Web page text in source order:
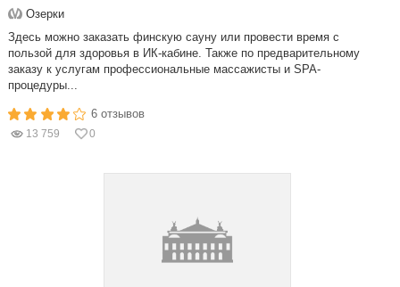
Озерки
Здесь можно заказать финскую сауну или провести время с
пользой для здоровья в ИК-кабине. Также по предварительному
заказу к услугам профессиональные массажисты и SPA-
процедуры...
6 отзывов
13 759 0